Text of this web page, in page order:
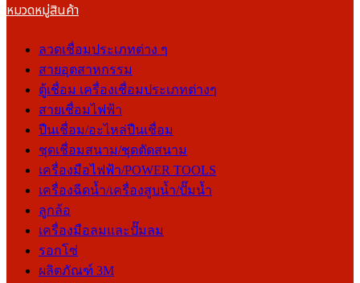
หมวดหมู่สินค้า
ลวดเชื่อมประเภทต่าง ๆ
สายอุตสาหกรรม
ตู้เชื่อม เครื่องเชื่อมประเภทต่างๆ
สายเชื่อมไฟฟ้า
ปืนเชื่อม/อะไหล่ปืนเชื่อม
ชุดเชื่อมสนาม/ชุดตัดสนาม
เครื่องมือไฟฟ้า/POWER TOOLS
เครื่องฉีดน้ำ/เครื่องสูบน้ำ/ปั๊มน้ำ
ลูกล้อ
เครื่องมือลมและปั๊มลม
รอกโซ่
ผลิตภัณฑ์ 3M